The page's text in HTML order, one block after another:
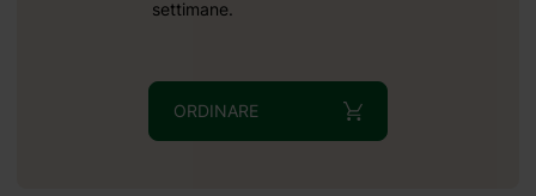
settimane.
ORDINARE